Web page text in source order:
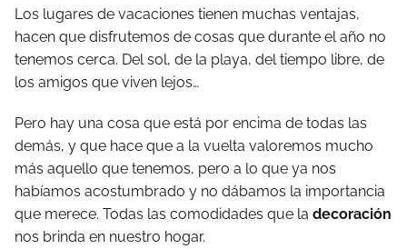
Los lugares de vacaciones tienen muchas ventajas,
hacen que disfrutemos de cosas que durante el año no
tenemos cerca. Del sol, de la playa, del tiempo libre, de
los amigos que viven lejos…
Pero hay una cosa que está por encima de todas las
demás, y que hace que a la vuelta valoremos mucho
más aquello que tenemos, pero a lo que ya nos
habíamos acostumbrado y no dábamos la importancia
que merece. Todas las comodidades que la decoración
nos brinda en nuestro hogar.